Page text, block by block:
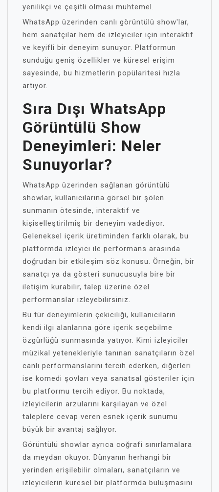
yenilikçi ve çeşitli olması muhtemel.
WhatsApp üzerinden canlı görüntülü show'lar,
hem sanatçılar hem de izleyiciler için interaktif
ve keyifli bir deneyim sunuyor. Platformun
sunduğu geniş özellikler ve küresel erişim
sayesinde, bu hizmetlerin popülaritesi hızla
artıyor.
Sıra Dışı WhatsApp
Görüntülü Show
Deneyimleri: Neler
Sunuyorlar?
WhatsApp üzerinden sağlanan görüntülü
showlar, kullanıcılarına görsel bir şölen
sunmanın ötesinde, interaktif ve
kişiselleştirilmiş bir deneyim vadediyor.
Geleneksel içerik üretiminden farklı olarak, bu
platformda izleyici ile performans arasında
doğrudan bir etkileşim söz konusu. Örneğin, bir
sanatçı ya da gösteri sunucusuyla bire bir
iletişim kurabilir, talep üzerine özel
performanslar izleyebilirsiniz.
Bu tür deneyimlerin çekiciliği, kullanıcıların
kendi ilgi alanlarına göre içerik seçebilme
özgürlüğü sunmasında yatıyor. Kimi izleyiciler
müzikal yetenekleriyle tanınan sanatçıların özel
canlı performanslarını tercih ederken, diğerleri
ise komedi şovları veya sanatsal gösteriler için
bu platformu tercih ediyor. Bu noktada,
izleyicilerin arzularını karşılayan ve özel
taleplere cevap veren esnek içerik sunumu
büyük bir avantaj sağlıyor.
Görüntülü showlar ayrıca coğrafi sınırlamalara
da meydan okuyor. Dünyanın herhangi bir
yerinden erişilebilir olmaları, sanatçıların ve
izleyicilerin küresel bir platformda buluşmasını